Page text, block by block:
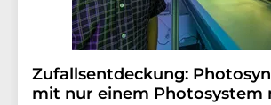
Zufallsentdeckung:
mit nur einem Photosystem